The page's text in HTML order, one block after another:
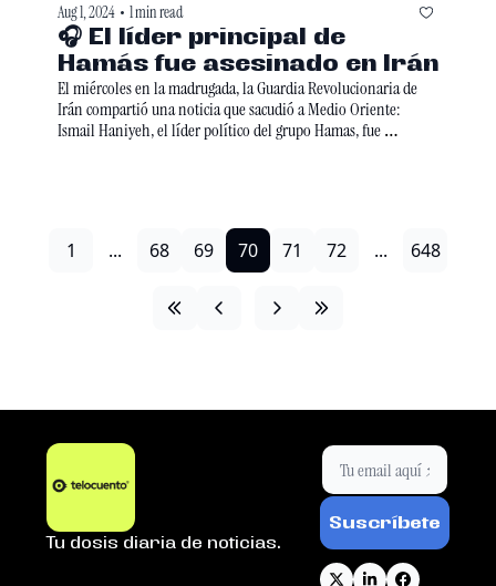
Aug 1, 2024 • 1 min read
🎧 El líder principal de
El miércoles en la madrugada, la Guardia Revolucionaria de
Irán compartió una noticia que sacudió a Medio Oriente:
Ismail Haniyeh, el líder político del grupo Hamas, fue
fue en territorio iraní, la venganza era su deber.
1 ... 68 69 70 71 72 ... 648
Tu dosis diaria de noticias.
Suscríbete